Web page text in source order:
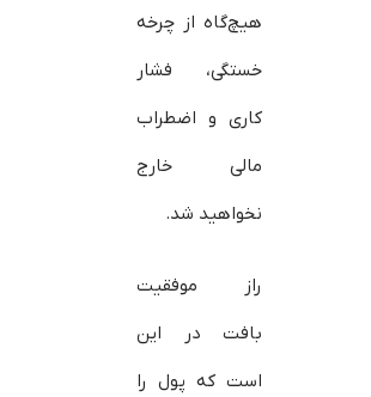
هیچ‌گاه از چرخه
خستگی، فشار
کاری و اضطراب
مالی خارج
نخواهید شد.
راز موفقیت
بافت در این
است که پول را